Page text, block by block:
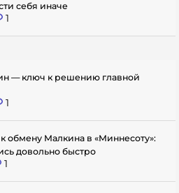
себя иначе
1
— ключ к решению главной
1
обмену Малкина в «Миннесоту»:
довольно быстро
1